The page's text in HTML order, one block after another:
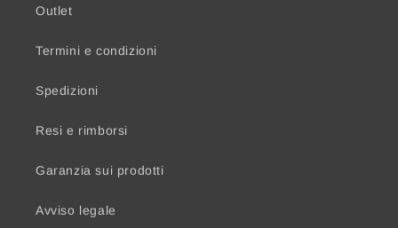
Outlet
Termini e condizioni
Spedizioni
Resi e rimborsi
Garanzia sui prodotti
Avviso legale